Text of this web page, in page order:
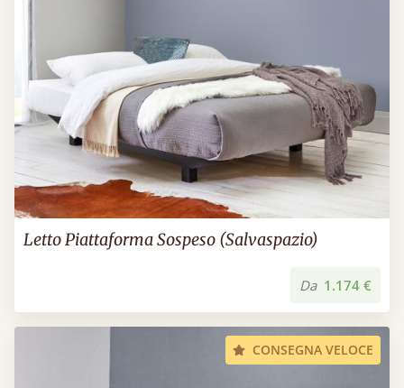
Letto Piattaforma Sospeso (Salvaspazio)
Da 1.174 €
CONSEGNA VELOCE